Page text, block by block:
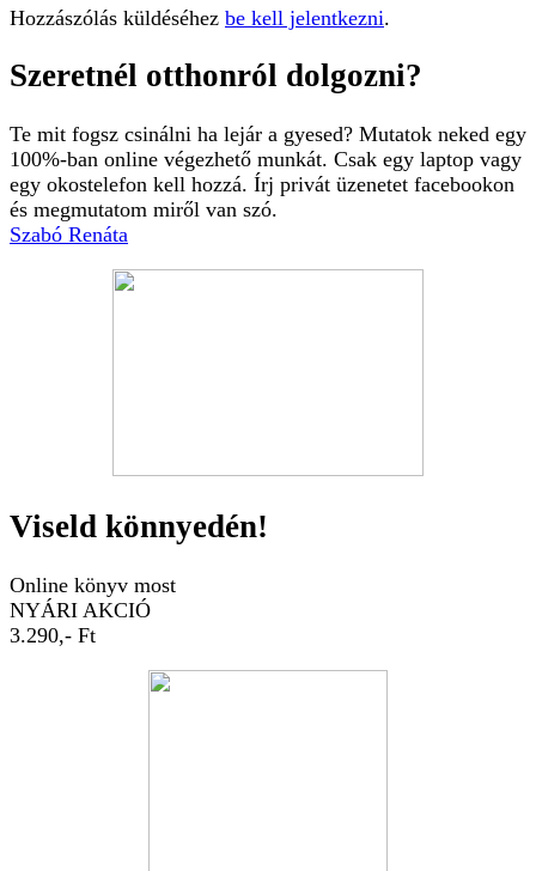
Hozzászólás küldéséhez be kell jelentkezni.
Szeretnél otthonról dolgozni?
Te mit fogsz csinálni ha lejár a gyesed? Mutatok neked egy
100%-ban online végezhető munkát. Csak egy laptop vagy
egy okostelefon kell hozzá. Írj privát üzenetet facebookon
és megmutatom miről van szó.
Szabó Renáta
Viseld könnyedén!
Online könyv most
NYÁRI AKCIÓ
3.290,- Ft